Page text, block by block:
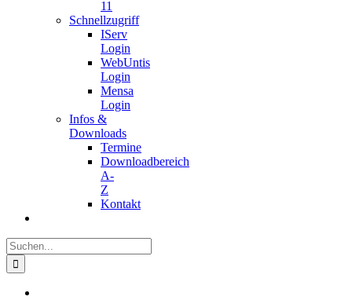
11
Schnellzugriff
IServ
Login
WebUntis
Login
Mensa
Login
Infos &
Downloads
Termine
Downloadbereich
A-
Z
Kontakt
Suche
nach: